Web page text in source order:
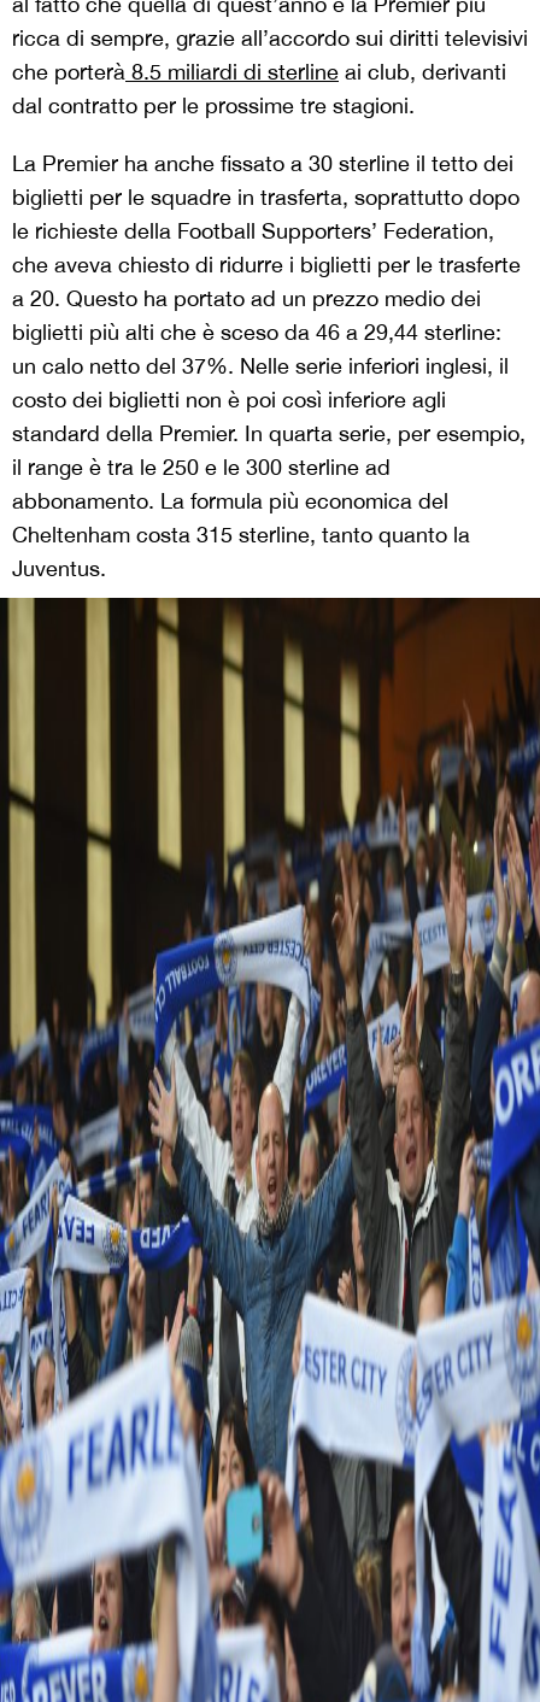
ricca di sempre, grazie all’accordo sui diritti televisivi
che porterà 8.5 miliardi di sterline ai club, derivanti
dal contratto per le prossime tre stagioni.
La Premier ha anche fissato a 30 sterline il tetto dei
biglietti per le squadre in trasferta, soprattutto dopo
le richieste della Football Supporters’ Federation,
che aveva chiesto di ridurre i biglietti per le trasferte
a 20. Questo ha portato ad un prezzo medio dei
biglietti più alti che è sceso da 46 a 29,44 sterline:
un calo netto del 37%. Nelle serie inferiori inglesi, il
costo dei biglietti non è poi così inferiore agli
standard della Premier. In quarta serie, per esempio,
il range è tra le 250 e le 300 sterline ad
abbonamento. La formula più economica del
Cheltenham costa 315 sterline, tanto quanto la
Juventus.